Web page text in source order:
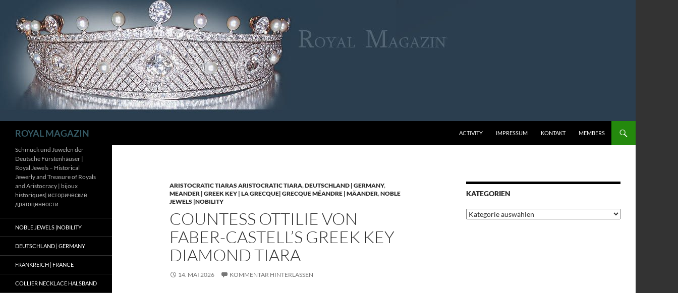
Inhalt
springen
ROYAL MAGAZIN ACTIVITY IMPRESSUM KONTAKT MEMBERS
ARISTOCRATIC TIARAS ARISTOCRATIC TIARA,DEUTSCHLAND | GERMANY,
MEANDER | GREEK KEY | LA GRECQUE| GRECQUE MÉANDRE | MÄANDER,NOBLE
JEWELS |NOBILITY
COUNTESS OTTILIE VON
FABER-CASTELL’S GREEK KEY
DIAMOND TIARA
14. MAI 2026 KOMMENTAR HINTERLASSEN
KATEGORIEN
Kategorien
Schmuck und Juwelen der
Deutsche Fürstenhäuser |
Royal Jewels – Historical
Jewerly and Treasure of Royals
and Aristocracy | bijoux
historiques| исторические
драгоценности
NOBLE JEWELS |NOBILITY
DEUTSCHLAND | GERMANY
FRANKREICH | FRANCE
COLLIER NECKLACE HALSBAND